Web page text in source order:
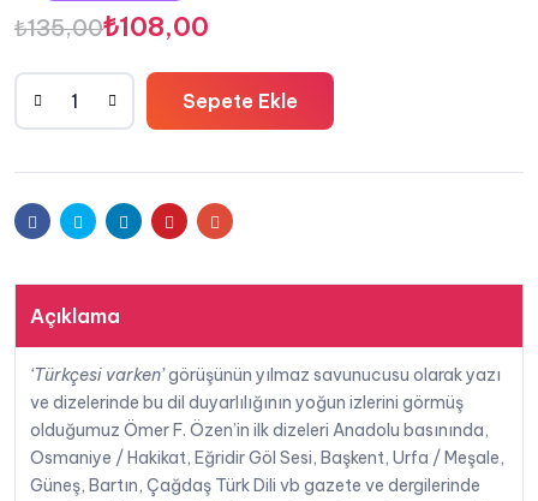
₺135,00
Orijinal
fiyat:
₺135,00.
₺108,00
Şu
andaki
fiyat:
Çağının
-
F.
adet
Sepete Ekle
FacebookTwitter LinkedinPinterestE-
Açıklama
‘Türkçesi varken’görüşünün yılmaz savunucusu olarak yazı
ve dizelerinde bu dil duyarlılığının yoğun izlerini görmüş
olduğumuz Ömer F. Özen’in ilk dizeleri Anadolu basınında,
Osmaniye / Hakikat, Eğridir Göl Sesi, Başkent, Urfa / Meşale,
Güneş, Bartın, Çağdaş Türk Dili vb gazete ve dergilerinde